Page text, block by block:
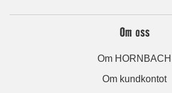
Om oss
Om HORNBACH
Om kundkontot